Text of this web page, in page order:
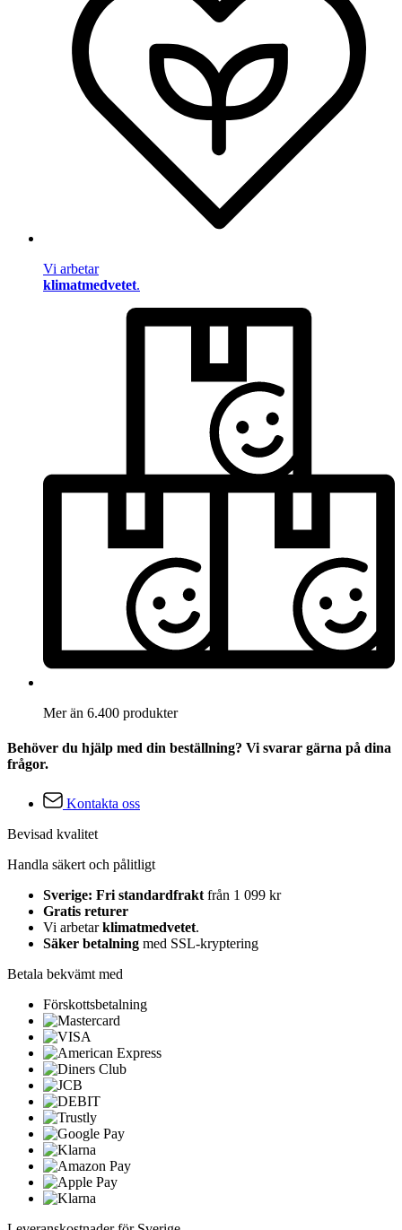
Vi arbetar
klimatmedvetet.
Mer än 6.400 produkter
Behöver du hjälp med din beställning? Vi svarar gärna på dina
frågor.
Kontakta oss
Bevisad kvalitet
Handla säkert och pålitligt
Sverige: Fri standardfrakt från 1 099 kr
Gratis returer
Vi arbetarklimatmedvetet.
Säker betalning med SSL-kryptering
Betala bekvämt med
Förskottsbetalning